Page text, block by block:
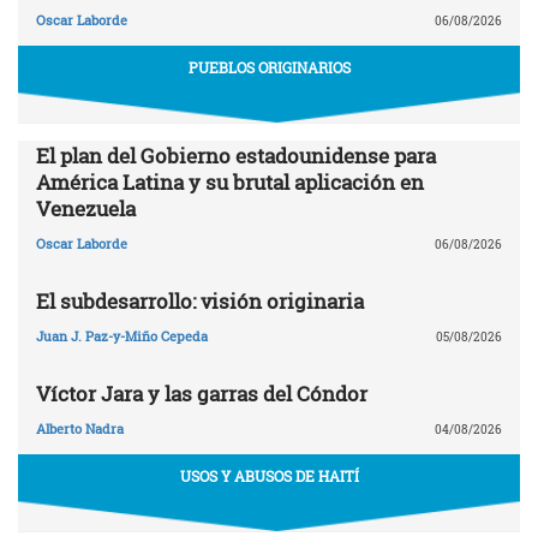
Oscar Laborde 06/08/2026
PUEBLOS ORIGINARIOS
El plan del Gobierno estadounidense para
América Latina y su brutal aplicación en
Venezuela
Oscar Laborde 06/08/2026
El subdesarrollo: visión originaria
Juan J. Paz-y-Miño Cepeda 05/08/2026
Víctor Jara y las garras del Cóndor
Alberto Nadra 04/08/2026
USOS Y ABUSOS DE HAITÍ